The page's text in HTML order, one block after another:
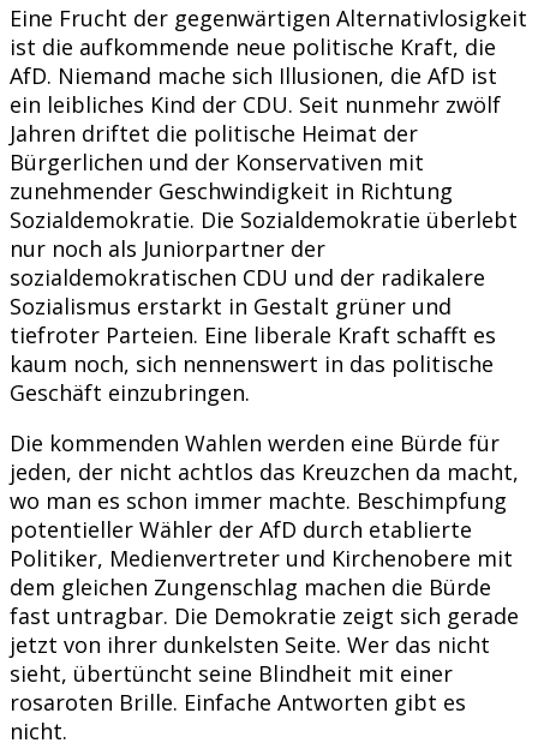
Eine Frucht der gegenwärtigen Alternativlosigkeit
ist die aufkommende neue politische Kraft, die
AfD. Niemand mache sich Illusionen, die AfD ist
ein leibliches Kind der CDU. Seit nunmehr zwölf
Jahren driftet die politische Heimat der
Bürgerlichen und der Konservativen mit
zunehmender Geschwindigkeit in Richtung
Sozialdemokratie. Die Sozialdemokratie überlebt
nur noch als Juniorpartner der
sozialdemokratischen CDU und der radikalere
Sozialismus erstarkt in Gestalt grüner und
tiefroter Parteien. Eine liberale Kraft schafft es
kaum noch, sich nennenswert in das politische
Geschäft einzubringen.
Die kommenden Wahlen werden eine Bürde für
jeden, der nicht achtlos das Kreuzchen da macht,
wo man es schon immer machte. Beschimpfung
potentieller Wähler der AfD durch etablierte
Politiker, Medienvertreter und Kirchenobere mit
dem gleichen Zungenschlag machen die Bürde
fast untragbar. Die Demokratie zeigt sich gerade
jetzt von ihrer dunkelsten Seite. Wer das nicht
sieht, übertüncht seine Blindheit mit einer
rosaroten Brille. Einfache Antworten gibt es
nicht.